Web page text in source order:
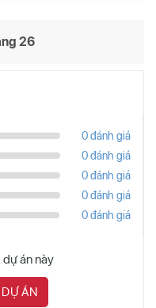
26
0 đánh giá
0 đánh giá
0 đánh giá
0 đánh giá
0 đánh giá
dự án này
ÁN